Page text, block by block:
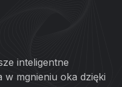
inteligentne
w mgnieniu oka dzięki